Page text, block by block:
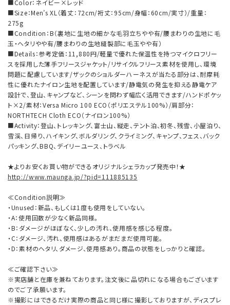
■Color：ネイビー×レッド
■Size：Men’s XL（着丈：72cm/裄丈：95cm/身幅：60cm/実寸）/重量：
275g
■Condition：B（裏地に生地の細かな毛羽立ちやや有/腰まわりの生地に毛
玉・ヘタリやや有/腰まわりの生地縫製部に毛玉やや有）
■Details：参考定価：11,880円/軽量で優れた保温性を持つマイクロフリー
スを採用した薄手フリースジャケット/リサイクルフリース素材を使用し、環境
問題に配慮しています/ザックのショルダーハーネスが当たる部分は、耐摩耗
性に優れたナイロン生地を配置しています/静電気の発生を抑える静電ケア
設計で、登山、キャンプなど、シーンを問わず幅広く活用できます/ハンドポケッ
ト×2/素材：Versa Micro 100 ECO（ポリエステル100%）/肩部分：
NORTHTECH Cloth ECO（ナイロン100%）
■Activity：登山、トレッキング、富士山、縦走、テント泊、初冬、残雪、小屋泊り、
雪渓、日帰り、ハイキング、ボルダリング、クライミング、キャンプ、フェス、バック
パッキング、BBQ、デイリーユース、トラベル
★よりお安くお買い物ができるオリジナルシェラカップ発売中！★
http://www.maunga.jp/?pid=111885135
≪Condition説明≫
・Unused：新品、もしくは1度も使用をしていない。
・A：使用回数が少なく新品同様。
・B：ダメージがほぼなく、少しの汚れ、使用感を感じる程度。
・C：ダメージ、汚れ、使用感はあるがまだまだ使用可能。
・D：素材のヘタリ、ダメージ、使用感あり。商品の状態をしっかりと確認。
≪ご確認下さい≫
※実店舗と在庫を兼ねております。注文後に品切れになる場合もございます
のでご了承願います。
※撮影にはできるだけ実際の商品と同じ様に撮影しておりますが、ディスプレ